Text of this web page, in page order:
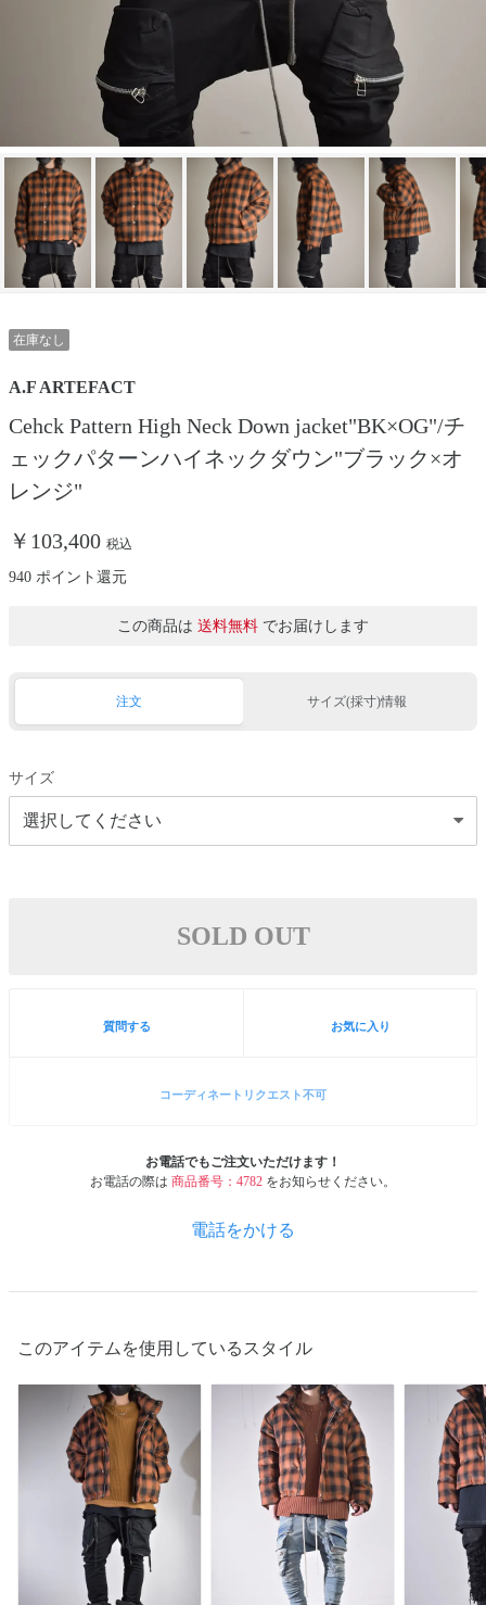
在庫なし
A.F ARTEFACT
Cehck Pattern High Neck Down jacket"BK×OG"/チ
ェックパターンハイネックダウン"ブラック×オ
レンジ"
￥103,400 税込
940 ポイント還元
この商品は 送料無料 でお届けします
注文 サイズ(採寸)情報
サイズ
SOLD OUT
質問する お気に入り
コーディネートリクエスト不可
お電話でもご注文いただけます！
お電話の際は 商品番号：4782 をお知らせください。
電話をかける
このアイテムを使用しているスタイル